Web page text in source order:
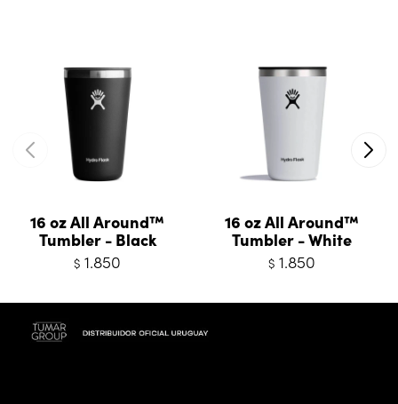
16 oz All Around™
Tumbler - Black
$ 1.850
16 oz All Around™
Tumbler - White
$ 1.850